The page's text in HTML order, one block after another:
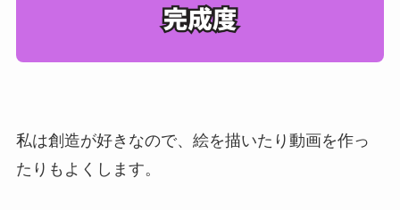
私は創造が好きなので、絵を描いたり動画を作っ
たりもよくします。